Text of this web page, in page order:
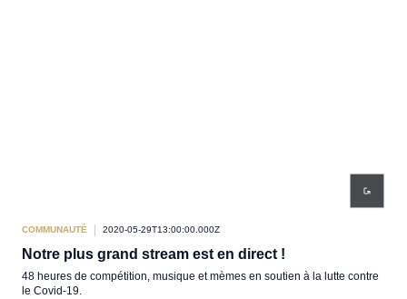
COMMUNAUTÉ 2020-05-29T13:00:00.000Z
Notre plus grand stream est en direct !
48 heures de compétition, musique et mèmes en soutien à la lutte contre
le Covid-19.